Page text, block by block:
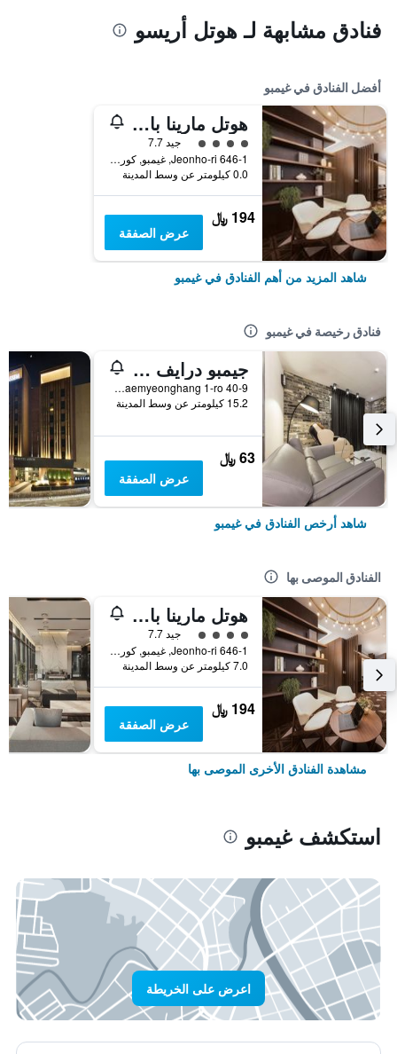
فنادق مشابهة لـ هوتل أريسو
أفضل الفنادق في غيمبو
هوتل مارينا باي سول
تقييم فئة 4
جيد 7.7
646-1 Jeonho-ri, غيمبو, كوريا الجنوبية
0.0 كيلومتر عن وسط المدينة
194 ﷼
عرض الصفقة
شاهد المزيد من أهم الفنادق في غيمبو
فنادق رخيصة في غيمبو
جيمبو درايف إن بي فاسيد هوتل لويس
40-9 Daemyeonghang 1-ro, غيمبو, كوريا الجنوبية
15.2 كيلومتر عن وسط المدينة
63 ﷼
عرض الصفقة
شاهد أرخص الفنادق في غيمبو
الفنادق الموصى بها
هوتل مارينا باي سول
تقييم فئة 4
جيد 7.7
646-1 Jeonho-ri, غيمبو, كوريا الجنوبية
7.0 كيلومتر عن وسط المدينة
194 ﷼
عرض الصفقة
مشاهدة الفنادق الأخرى الموصى بها
استكشف غيمبو
اعرض على الخريطة